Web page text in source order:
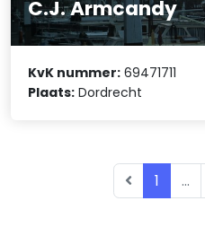
C.J. Armcandy
KvK nummer: 69471711
Plaats: Dordrecht
1 ...